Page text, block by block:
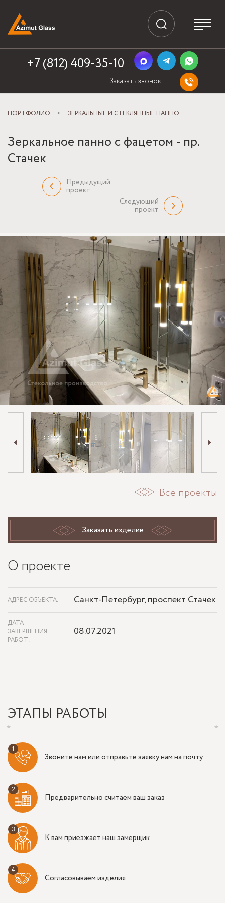
+7 (812) 409-35-10
Заказать звонок
ПОРТФОЛИО ЗЕРКАЛЬНЫЕ И СТЕКЛЯННЫЕ ПАННО
Зеркальное панно с фацетом - пр.
Стачек
Предыдущий
проект
Следующий
проект
Все проекты
Заказать изделие
О проекте
АДРЕС ОБЪЕКТА: Санкт-Петербург, проспект Стачек
ДАТА
ЗАВЕРШЕНИЯ
РАБОТ:
08.07.2021
ЭТАПЫ РАБОТЫ
Звоните нам или отправьте заявку нам на почту
Предварительно считаем ваш заказ
К вам приезжает наш замерщик
Согласовываем изделия